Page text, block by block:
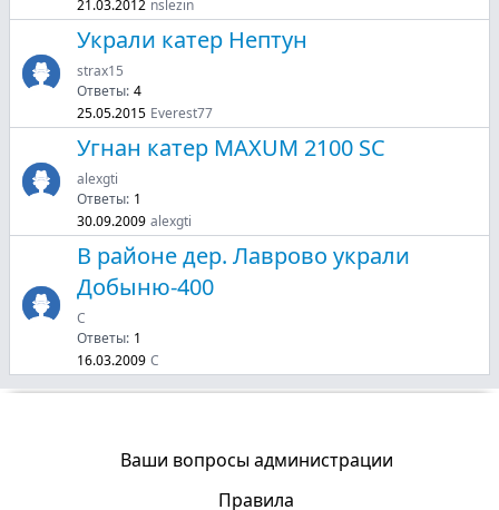
21.03.2012 nslezin
Украли катер Нептун
strax15
Ответы: 4
25.05.2015 Everest77
Угнан катер MAXUM 2100 SC
alexgti
Ответы: 1
30.09.2009 alexgti
В районе дер. Лаврово украли
Добыню-400
C
Ответы: 1
16.03.2009 C
Ваши вопросы администрации
Правила